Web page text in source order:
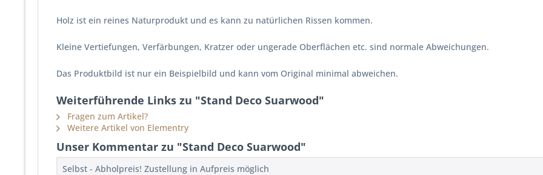
Holz ist ein reines Naturprodukt und es kann zu natürlichen Rissen kommen.
Kleine Vertiefungen, Verfärbungen, Kratzer oder ungerade Oberflächen etc. sind normale Abweichungen.
Das Produktbild ist nur ein Beispielbild und kann vom Original minimal abweichen.
Weiterführende Links zu "Stand Deco Suarwood"
Fragen zum Artikel?
Weitere Artikel von Elementry
Unser Kommentar zu "Stand Deco Suarwood"
Selbst - Abholpreis! Zustellung in Aufpreis möglich